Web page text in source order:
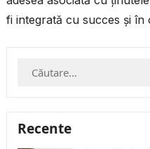
fi integrată cu succes și în
Caută
Recente